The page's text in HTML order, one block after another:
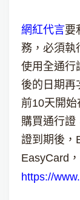
網紅代言要
務，必須執
使用全通行
後的日期再
前10天開
購買通行證
證到期後，
EasyCard
https://